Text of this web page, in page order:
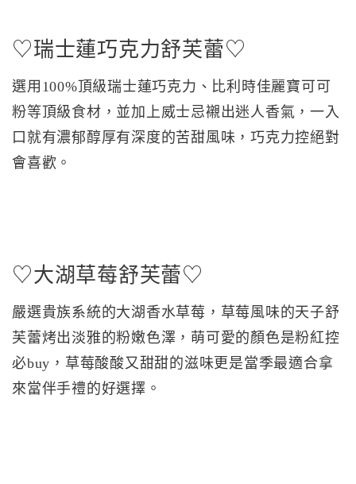
♡瑞士蓮巧克力舒芙蕾♡
選用100%頂級瑞士蓮巧克力、比利時佳麗寶可可
粉等頂級食材，並加上威士忌襯出迷人香氣，一入
口就有濃郁醇厚有深度的苦甜風味，巧克力控絕對
會喜歡。
♡大湖草莓舒芙蕾♡
嚴選貴族系統的大湖香水草莓，草莓風味的天子舒
芙蕾烤出淡雅的粉嫩色澤，萌可愛的顏色是粉紅控
必buy，草莓酸酸又甜甜的滋味更是當季最適合拿
來當伴手禮的好選擇。